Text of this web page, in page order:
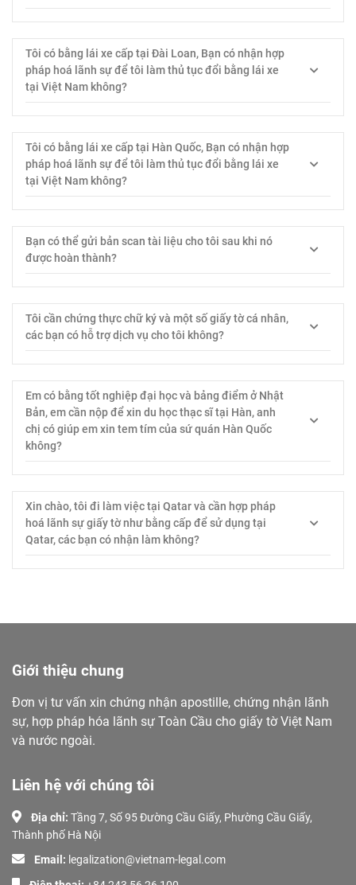
Tôi có bằng lái xe cấp tại Đài Loan, Bạn có nhận hợp
pháp hoá lãnh sự để tôi làm thủ tục đổi bằng lái xe
tại Việt Nam không?
Tôi có bằng lái xe cấp tại Hàn Quốc, Bạn có nhận hợp
pháp hoá lãnh sự để tôi làm thủ tục đổi bằng lái xe
tại Việt Nam không?
Bạn có thể gửi bản scan tài liệu cho tôi sau khi nó
được hoàn thành?
Tôi cần chứng thực chữ ký và một số giấy tờ cá nhân,
các bạn có hỗ trợ dịch vụ cho tôi không?
Em có bằng tốt nghiệp đại học và bảng điểm ở Nhật
Bản, em cần nộp để xin du học thạc sĩ tại Hàn, anh
chị có giúp em xin tem tím của sứ quán Hàn Quốc
không?
Xin chào, tôi đi làm việc tại Qatar và cần hợp pháp
hoá lãnh sự giấy tờ như bằng cấp để sử dụng tại
Qatar, các bạn có nhận làm không?
Giới thiệu chung
Đơn vị tư vấn xin chứng nhận apostille, chứng nhận lãnh
sự, hợp pháp hóa lãnh sự Toàn Cầu cho giấy tờ Việt Nam
và nước ngoài.
Liên hệ với chúng tôi
Địa chỉ: Tầng 7, Số 95 Đường Cầu Giấy, Phường Cầu Giấy,
Thành phố Hà Nội
Email: legalization@vietnam-legal.com